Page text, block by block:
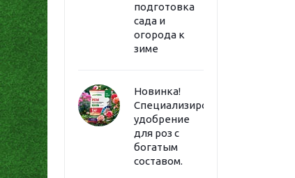
подготовка
сада и
огорода к
зиме
Новинка!
Специализированное
удобрение
для роз с
богатым
составом.